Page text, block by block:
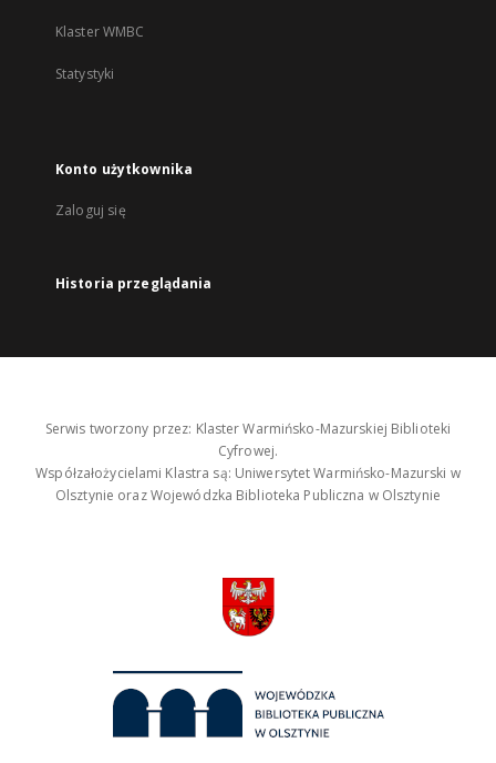
Klaster WMBC
Statystyki
Konto użytkownika
Zaloguj się
Historia przeglądania
Serwis tworzony przez: Klaster Warmińsko-Mazurskiej Biblioteki
Cyfrowej.
Współzałożycielami Klastra są: Uniwersytet Warmińsko-Mazurski w
Olsztynie oraz Wojewódzka Biblioteka Publiczna w Olsztynie